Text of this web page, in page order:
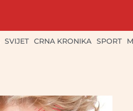
SVIJET CRNA KRONIKA SPORT